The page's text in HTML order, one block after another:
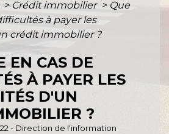
> Crédit immobilier > Que
à payer les
crédit immobilier ?
EN CAS DE
À PAYER LES
D'UN
?
- Direction de l'information